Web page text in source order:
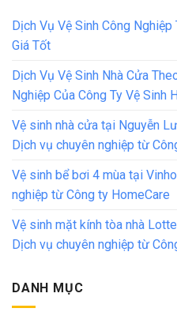
Dịch Vụ Vệ Sinh Công
Giá Tốt
Dịch Vụ Vệ Sinh Nhà Cửa
Nghiệp Của Công Ty Vệ Sinh
Vệ sinh nhà cửa tại Nguyễn
Dịch vụ chuyên nghiệp từ
Vệ sinh bể bơi 4 mùa tại
nghiệp từ Công ty HomeCare
Vệ sinh mặt kính tòa nhà
Dịch vụ chuyên nghiệp từ
DANH MỤC